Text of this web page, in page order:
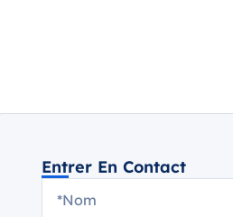
Entrer En Contact